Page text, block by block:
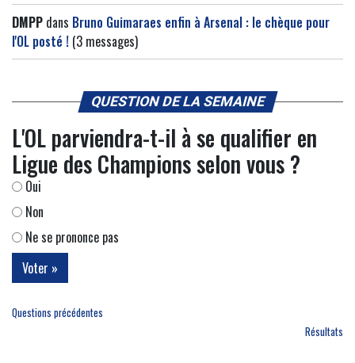
DMPP dans Bruno Guimaraes enfin à Arsenal : le chèque pour
l'OL posté ! (3 messages)
QUESTION DE LA SEMAINE
L'OL parviendra-t-il à se qualifier en
Ligue des Champions selon vous ?
Oui
Non
Ne se prononce pas
Questions précédentes
Résultats